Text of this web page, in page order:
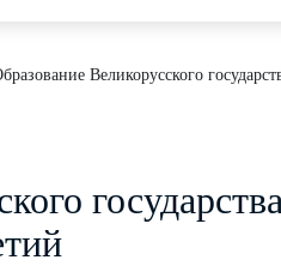
Великорусского